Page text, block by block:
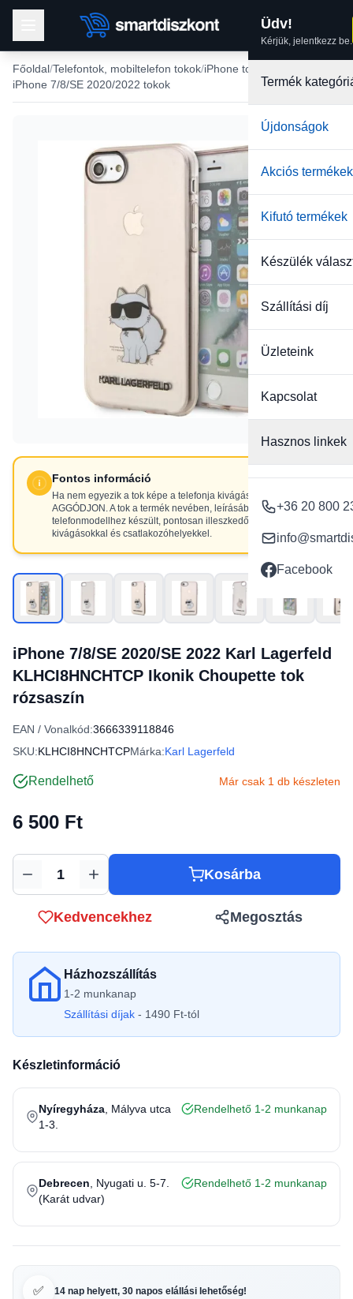
Üdv!
Kérjük, jelentkezz be.
Termék
Újdonságok
Akciós termékek
Kifutó termékek
Készülék
Szállítási díj
Üzleteink
Kapcsolat
Hasznos linkek
+36 20 800
Facebook
Főoldal Telefontok, mobiltelefon tokok iPhone tokok
iPhone 7/8/SE 2020/2022 tokok
Fontos információ
Ha nem egyezik a tok képe a telefonja kivágásaival, NE
AGGÓDJON. A tok a termék nevében, leírásában szereplő
telefonmodellhez készült, pontosan illeszkedő
kivágásokkal és csatlakozóhelyekkel.
iPhone 7/8/SE 2020/SE 2022 Karl Lagerfeld
KLHCI8HNCHTCP Ikonik Choupette tok
rózsaszín
EAN / Vonalkód:3666339118846
SKU:KLHCI8HNCHTCPMárka:Karl Lagerfeld
Rendelhető Már csak 1 db készleten
6 500 Ft
Mennyiség Kosárba
Kedvencekhez Megosztás
Házhozszállítás
1-2 munkanap
Szállítási díjak - 1490 Ft-tól
Készletinformáció
Nyíregyháza , Mályva utca
1-3.
Rendelhető 1-2 munkanap
Debrecen , Nyugati u. 5-7.
(Karát udvar)
Rendelhető 1-2 munkanap
✅ 14 nap helyett, 30 napos elállási lehetőség!